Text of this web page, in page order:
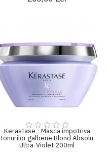
Kerastase - Masca impotriva
tonurilor galbene Blond Absolu
Ultra-Violet 200ml